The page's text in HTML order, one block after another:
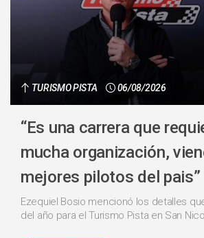
TURISMO PISTA 06/08/2026
“Es una carrera que
mucha organización,
mejores pilotos del pais”
Ezequiel Bosio mencionó los detalles
del año para el Turismo Pista en San